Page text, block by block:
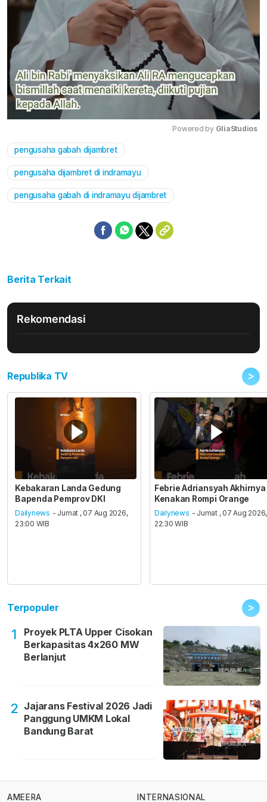
Powered by GliaStudios
pengusaha gabah dijambret
pengusaha dijambret di indramayu
pengusaha gabah di indramayu dijambret
Berita Terkait
Rekomendasi
Republika TV >
Kebakaran Landa Gedung
Bapenda Pemprov DKI
Dailynews - Jumat , 07 Aug 2026,
23:00 WIB
Febrie Adriansyah Akhirnya
Kenakan Rompi Orange
Dailynews - Jumat , 07 Aug 2026,
22:30 WIB
Terpopuler >
1
Proyek PLTA Upper Cisokan
Berkapasitas 4x260 MW
Berlanjut
2 Jajarans Festival 2026 Jadi
Panggung UMKM Lokal
Bandung Barat
AMEERA INTERNASIONAL